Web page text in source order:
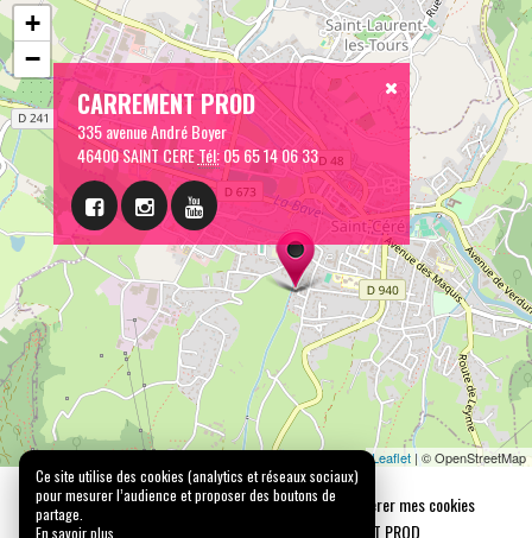
CARREMENT PROD
335 avenue André Boyer
46400 SAINT CERETél:05 65 14 06 33
+
−
Leaflet | © OpenStreetMap
Mentions légales Confidentialité
Gérer mes cookies
Tous droits réservés © 2026 |
CARREMENT PROD
Ce site utilise des cookies (analytics et réseaux sociaux)
pour mesurer l’audience et proposer des boutons de
partage.
En savoir plus